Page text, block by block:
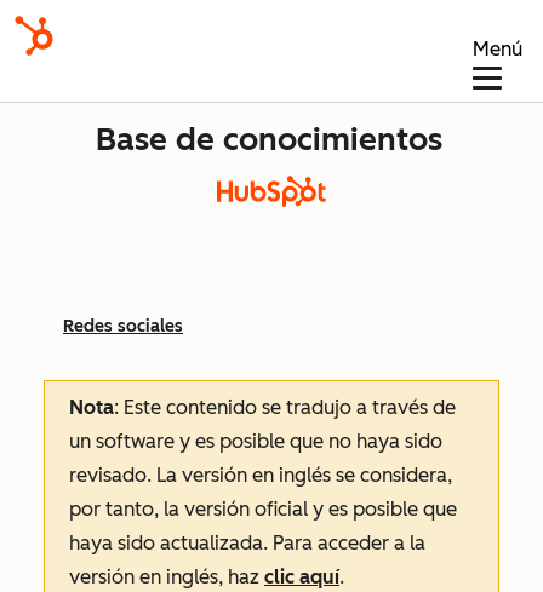
Menú
Base de conocimientos
Redes sociales
Nota: Este contenido se tradujo a través de
un software y es posible que no haya sido
revisado. La versión en inglés se considera,
por tanto, la versión oficial y es posible que
haya sido actualizada. Para acceder a la
versión en inglés, haz clic aquí.